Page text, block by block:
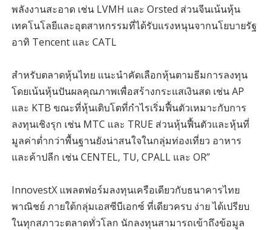
พลังงานสะอาด เช่น LVMH และ Orsted ส่วนจีนเน้นหุ้น
เทคโนโลยีและอุตสาหกรรมที่ได้รับแรงหนุนจากนโยบายรัฐ
อาทิ Tencent และ CATL
สำหรับตลาดหุ้นไทย แนะนำคัดเลือกหุ้นตามธีมการลงทุน
โดยเน้นหุ้นปันผลคุณภาพเพื่อสร้างกระแสเงินสด เช่น AP
และ KTB ขณะที่หุ้นเติบโตที่กำไรเริ่มฟื้นตัวเหมาะกับการ
ลงทุนเชิงรุก เช่น MTC และ TRUE ส่วนหุ้นฟื้นตัวและหุ้นที่
มูลค่าต่ำกว่าพื้นฐานยังน่าสนใจในกลุ่มท่องเที่ยว อาหาร
และค้าปลีก เช่น CENTEL, TU, CPALL และ OR”
InnovestX แพลตฟอร์มลงทุนเครือเดียวกับธนาคารไทย
พาณิชย์ ภายใต้กลุ่มเอสซีบีเอกซ์ ที่เดียวครบ ง่าย ได้เปรียบ
ในทุกสภาวะตลาดทั่วโลก นักลงทุนสามารถเข้าถึงข้อมูล